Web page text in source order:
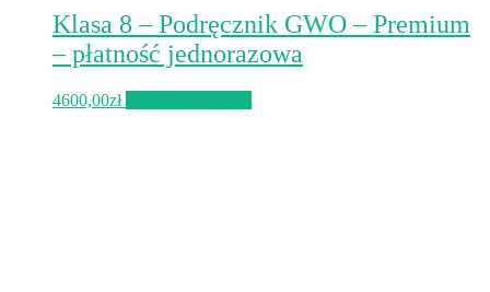
Klasa 8 – Podręcznik GWO – Premium
– płatność jednorazowa
4600,00zł